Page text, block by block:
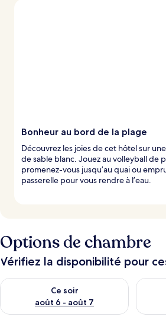
Bonheur au bord de la plage
Découvrez les joies de cet hôtel sur
de sable blanc. Jouez au volleyball de
promenez-vous jusqu’au quai ou
passerelle pour vous rendre à l’eau.
Options de chambre
Vérifiez la disponibilité pour
Ce soir
août 6 - août 7
Vérifier la disponibilité pour ce soir